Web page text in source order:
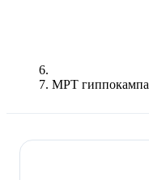
МРТ гиппокампа